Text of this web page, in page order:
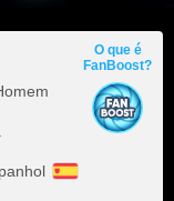
O que é
FanBoost?